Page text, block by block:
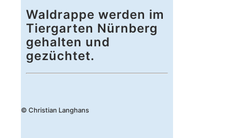
Waldrappe werden im
Tiergarten Nürnberg
gehalten und
gezüchtet.
© Christian Langhans